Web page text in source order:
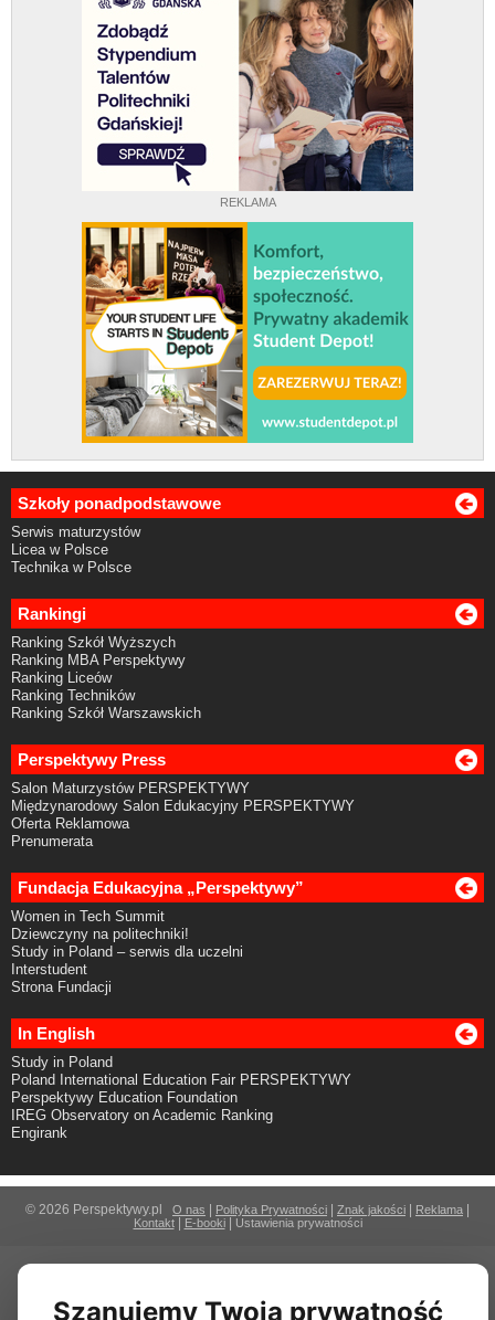
REKLAMA
Szkoły ponadpodstawowe
Serwis maturzystów
Licea w Polsce
Technika w Polsce
Rankingi
Ranking Szkół Wyższych
Ranking MBA Perspektywy
Ranking Liceów
Ranking Techników
Ranking Szkół Warszawskich
Perspektywy Press
Salon Maturzystów PERSPEKTYWY
Międzynarodowy Salon Edukacyjny PERSPEKTYWY
Oferta Reklamowa
Prenumerata
Fundacja Edukacyjna „Perspektywy”
Women in Tech Summit
Dziewczyny na politechniki!
Study in Poland – serwis dla uczelni
Interstudent
Strona Fundacji
In English
Study in Poland
Poland International Education Fair PERSPEKTYWY
Perspektywy Education Foundation
IREG Observatory on Academic Ranking
Engirank
© 2026 Perspektywy.pl O nas Polityka Prywatności Znak jakości Reklama
Kontakt| E-booki| Ustawienia prywatności
Szanujemy Twoją prywatność